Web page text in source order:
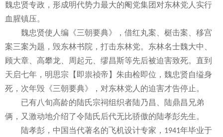
魏忠贤专政，形成明代势力最大的阉党集团对东林党人实行
血腥镇压。
魏忠贤使人编《三朝要典》，借红丸案、梃击案、移宫
案三案为题，毁东林书院，打击东林党。东林名士魏大中、
顾大章、高攀龙、周起元、缪昌斯等先后被迫害致死。直到
天启七年，明思宗【即祟祯帝】朱由检即位，魏忠贤自缢身
死，次年毁《三朝要典》，对东林党人的迫害才告停止。
已有八旬高龄的陆氏宗祠组织者陆乃昌、陆鼎昌兄弟
俩，又激动地介绍了令陆氏后代无比骄傲的陆孝彭先生。
陆孝彭，中国当代著名的飞机设计专家， 1941年毕业于